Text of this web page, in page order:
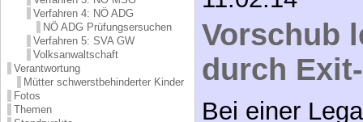
Verfahren 4: NÖ ADG
NÖ ADG Prüfungsersuchen
Verfahren 5: SVA GW
Volksanwaltschaft
Verantwortung
Mütter schwerstbehinderter Kinder
Fotos
Themen
Vorschub
durch
Bei einer